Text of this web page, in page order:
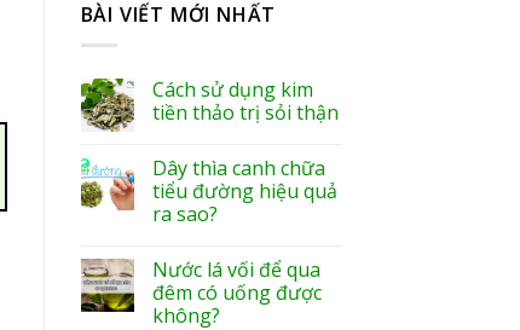
BÀI VIẾT MỚI NHẤT
Cách sử dụng kim
tiền thảo trị sỏi thận
Dây thìa canh chữa
tiểu đường hiệu quả
ra sao?
Nước lá vối để qua
đêm có uống được
không?